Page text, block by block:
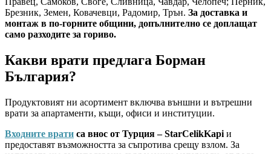
Брезник, Земен, Ковачевци, Радомир, Трън. За доставка и
монтаж в по-горните общини, допълнително се доплащат
само разходите за гориво.
Какви врати предлага Борман
България?
Продуктовият ни асортимент включва външни и вътрешни
врати за апартаменти, къщи, офиси и институции.
Входните врати са внос от Турция – StarCelikKapi и
предоставят възможността за съпротива срещу взлом. За